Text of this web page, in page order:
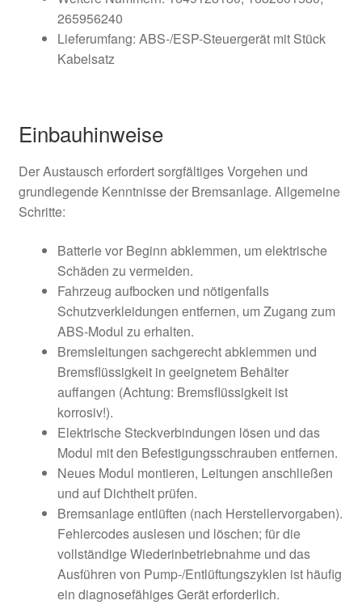
265956240
Lieferumfang: ABS-/ESP-Steuergerät mit Stück
Kabelsatz
Einbauhinweise
Der Austausch erfordert sorgfältiges Vorgehen und
grundlegende Kenntnisse der Bremsanlage. Allgemeine
Schritte:
Batterie vor Beginn abklemmen, um elektrische
Schäden zu vermeiden.
Fahrzeug aufbocken und nötigenfalls
Schutzverkleidungen entfernen, um Zugang zum
ABS-Modul zu erhalten.
Bremsleitungen sachgerecht abklemmen und
Bremsflüssigkeit in geeignetem Behälter
auffangen (Achtung: Bremsflüssigkeit ist
korrosiv!).
Elektrische Steckverbindungen lösen und das
Modul mit den Befestigungsschrauben entfernen.
Neues Modul montieren, Leitungen anschließen
und auf Dichtheit prüfen.
Bremsanlage entlüften (nach Herstellervorgaben).
Fehlercodes auslesen und löschen; für die
vollständige Wiederinbetriebnahme und das
Ausführen von Pump-/Entlüftungszyklen ist häufig
ein diagnosefähiges Gerät erforderlich.